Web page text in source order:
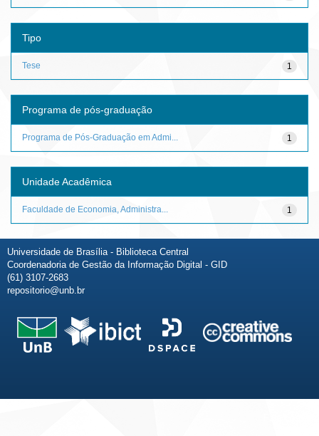
Tipo
1
Tese
Programa de pós-graduação
1
Programa de Pós-Graduação em Admi...
Unidade Acadêmica
1
Faculdade de Economia, Administra...
Universidade de Brasília - Biblioteca Central
Coordenadoria de Gestão da Informação Digital - GID
(61) 3107-2683
repositorio@unb.br